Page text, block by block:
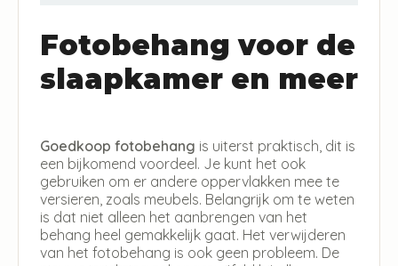
Fotobehang voor de
slaapkamer en meer
Goedkoop fotobehang is uiterst praktisch, dit is
een bijkomend voordeel. Je kunt het ook
gebruiken om er andere oppervlakken mee te
versieren, zoals meubels. Belangrijk om te weten
is dat niet alleen het aanbrengen van het
behang heel gemakkelijk gaat. Het verwijderen
van het fotobehang is ook geen probleem. De